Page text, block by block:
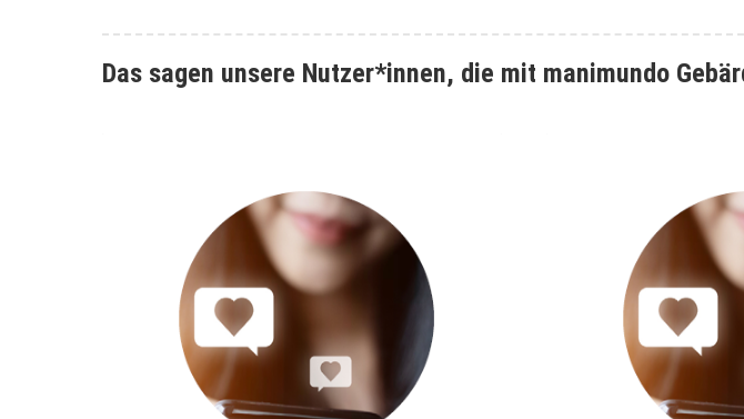
Das sagen unsere Nutzer*innen, die mit manimundo